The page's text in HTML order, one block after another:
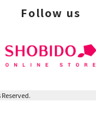
Follow us